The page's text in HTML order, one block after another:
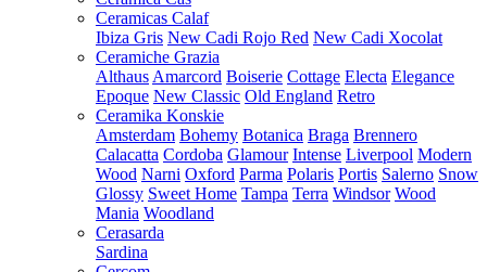
Ceramicas Calaf
Ibiza Gris New Cadi Rojo Red New Cadi Xocolat
Ceramiche Grazia
Althaus Amarcord Boiserie Cottage Electa Elegance
Epoque New Classic Old England Retro
Ceramika Konskie
Amsterdam Bohemy Botanica Braga Brennero
Calacatta Cordoba Glamour Intense Liverpool Modern
Wood Narni Oxford Parma Polaris Portis Salerno Snow
Glossy Sweet Home Tampa Terra Windsor Wood
Mania Woodland
Cerasarda
Sardina